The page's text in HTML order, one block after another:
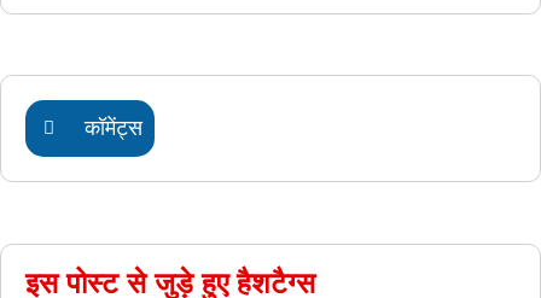
कॉमेंट्स
इस पोस्ट से जुड़े हुए हैशटैग्स